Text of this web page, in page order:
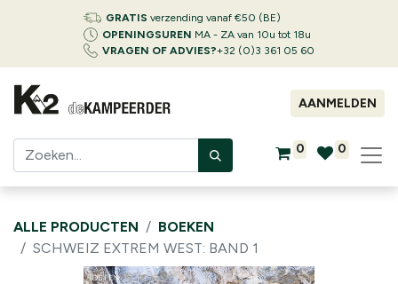
GRATIS verzending vanaf €50 (BE)
OPENINGSUREN MA - ZA van 10u tot 18u
VRAGEN OF ADVIES?+32 (0)3 361 05 60
AANMELDEN
0 0
ALLE PRODUCTEN
BOEKEN
SCHWEIZ EXTREM WEST: BAND 1